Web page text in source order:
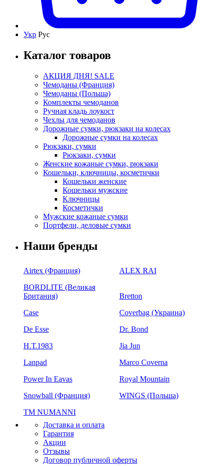
Укр Рус
Каталог товаров
АКЦИЯ ДНЯ! SALE
Чемоданы (Франция)
Чемоданы (Польша)
Комплекты чемоданов
Ручная кладь лоукост
Чехлы для чемоданов
Дорожные сумки, рюкзаки на колесах
Дорожные сумки на колесах
Рюкзаки, сумки
Рюкзаки, сумки
Женские кожаные сумки, рюкзаки
Кошельки, ключницы, косметички
Кошельки женские
Кошельки мужские
Ключницы
Косметички
Мужские кожаные сумки
Портфели, деловые сумки
Наши бренды
Airtex (Франция)
ALEX RAI
BORDLITE (Великая
Британия)
Bretton
Case
Coverbag (Украина)
De Esse
Dr. Bond
H.Т.1983
Jia Jun
Lanpad
Marco Coverna
Power In Eavas
Royal Mountain
Snowball (Франция)
WINGS (Польша)
ТМ NUMANNI
Доставка и оплата
Гарантия
Акции
Отзывы
Договор публичной оферты